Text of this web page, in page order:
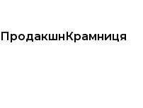
ПродакшнКрамниця